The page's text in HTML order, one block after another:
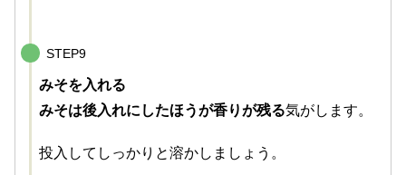
STEP9
みそを入れる
みそは後入れにしたほうが香りが残る気がします。
投入してしっかりと溶かしましょう。